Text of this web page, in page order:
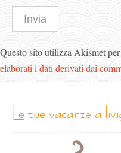
Questo sito utilizza Akismet
elaborati i dati derivati dai
le tue vacanze a